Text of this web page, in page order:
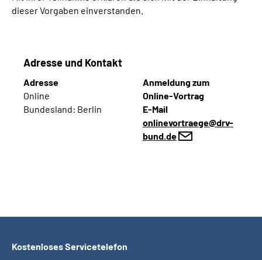
dieser Vorgaben einverstanden.
Adresse und Kontakt
Adresse
Online
Bundesland: Berlin
Anmeldung zum
Online-Vortrag
E-Mail
onlinevortraege@drv-
bund.de
Kostenloses Servicetelefon